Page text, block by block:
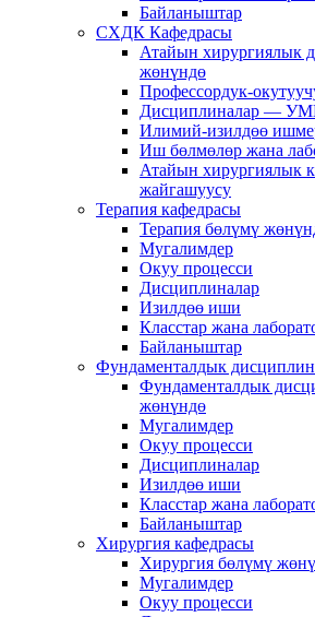
Байланыштар
СХДК Кафедрасы
Атайын хирургиялык
жөнүндө
Профессордук-
Дисциплиналар —
Илимий-изилдөө
Иш бөлмөлөр жана
Атайын хирургиялык
жайгашуусу
Терапия кафедрасы
Терапия бөлүмү
Мугалимдер
Окуу процесси
Дисциплиналар
Изилдөө иши
Класстар жана
Байланыштар
Фундаменталдык
Фундаменталдык
жөнүндө
Мугалимдер
Окуу процесси
Дисциплиналар
Изилдөө иши
Класстар жана
Байланыштар
Хирургия кафедрасы
Хирургия бөлүмү
Мугалимдер
Окуу процесси